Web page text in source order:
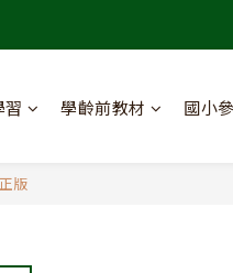
習 學齡前教材 國小
正版